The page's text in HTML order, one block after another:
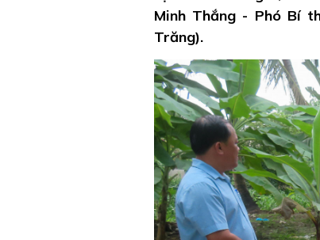
Minh Thắng - Phó Bí
Trăng).